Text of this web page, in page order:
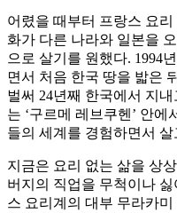
어렸을 때부터 프랑스 요
화가 다른 나라와 일본을
으로 살기를 원했다. 1994
면서 처음 한국 땅을 밟은
벌써 24년째 한국에서 지
는 ‘구르메 레브쿠헨’ 안
들의 세계를 경험하면서 살
지금은 요리 없는 삶을 상
버지의 직업을 무척이나
스 요리계의 대부 무라카